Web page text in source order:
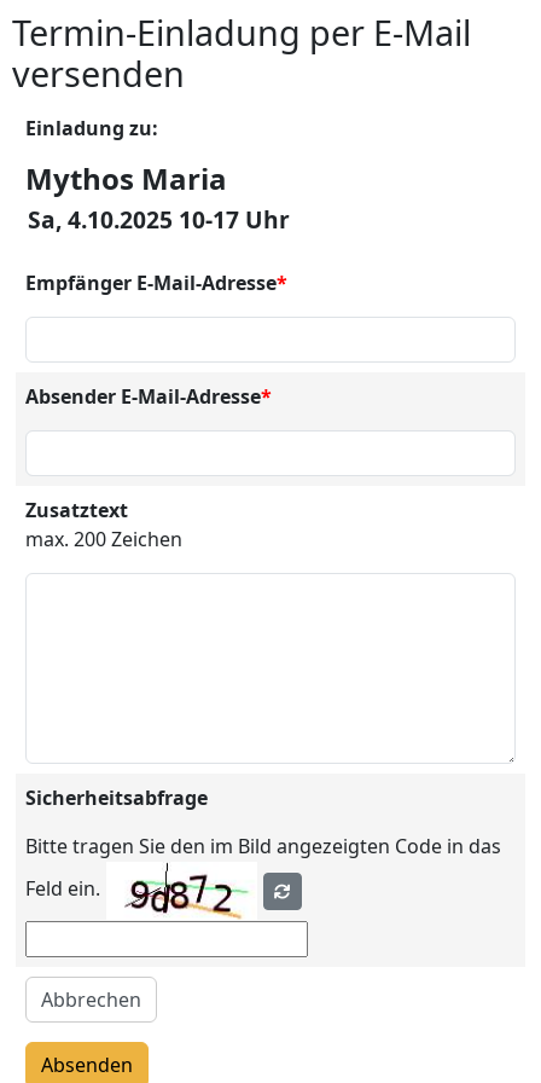
Termin-Einladung per E-Mail
versenden
Einladung zu:
Mythos Maria
Sa, 4.10.2025 10-17 Uhr
Empfänger E-Mail-Adresse*
Absender E-Mail-Adresse*
Zusatztext
max. 200 Zeichen
Sicherheitsabfrage
Bitte tragen Sie den im Bild angezeigten Code in das
Feld ein.
Abbrechen
Absenden